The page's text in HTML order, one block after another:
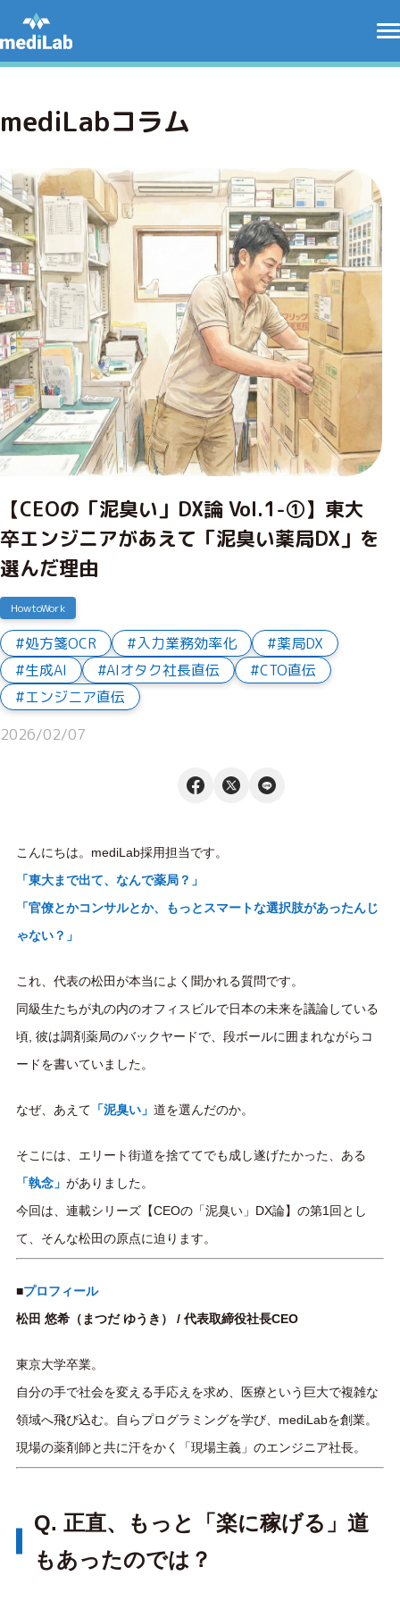
mediLabコラム
【CEOの「泥臭い」DX論 Vol.1-①】東大
卒エンジニアがあえて「泥臭い薬局DX」を
選んだ理由
HowtoWork
処方箋OCR 入力業務効率化
薬局DX
生成AI
AIオタク社長直伝
CTO直伝
エンジニア直伝
2026/02/07
こんにちは。mediLab採用担当です。
「東大まで出て、なんで薬局？」
「官僚とかコンサルとか、もっとスマートな選択肢があったんじ
ゃない？」
これ、代表の松田が本当によく聞かれる質問です。
同級生たちが丸の内のオフィスビルで日本の未来を議論している
頃, 彼は調剤薬局のバックヤードで、段ボールに囲まれながらコ
ードを書いていました。
なぜ、あえて 「泥臭い」 道を選んだのか。
そこには、エリート街道を捨ててでも成し遂げたかった、ある
「執念」 がありました。
今回は、連載シリーズ【CEOの「泥臭い」DX論】の第1回とし
て、そんな松田の原点に迫ります。
■プロフィール
松田 悠希（まつだ ゆうき） / 代表取締役社長CEO
東京大学卒業。
自分の手で社会を変える手応えを求め、医療という巨大で複雑な
領域へ飛び込む。自らプログラミングを学び、mediLabを創業。
現場の薬剤師と共に汗をかく「現場主義」のエンジニア社長。
Q. 正直、もっと「楽に稼げる」道
もあったのでは？